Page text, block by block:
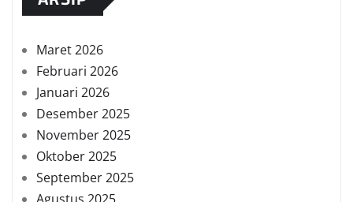
Maret 2026
Februari 2026
Januari 2026
Desember 2025
November 2025
Oktober 2025
September 2025